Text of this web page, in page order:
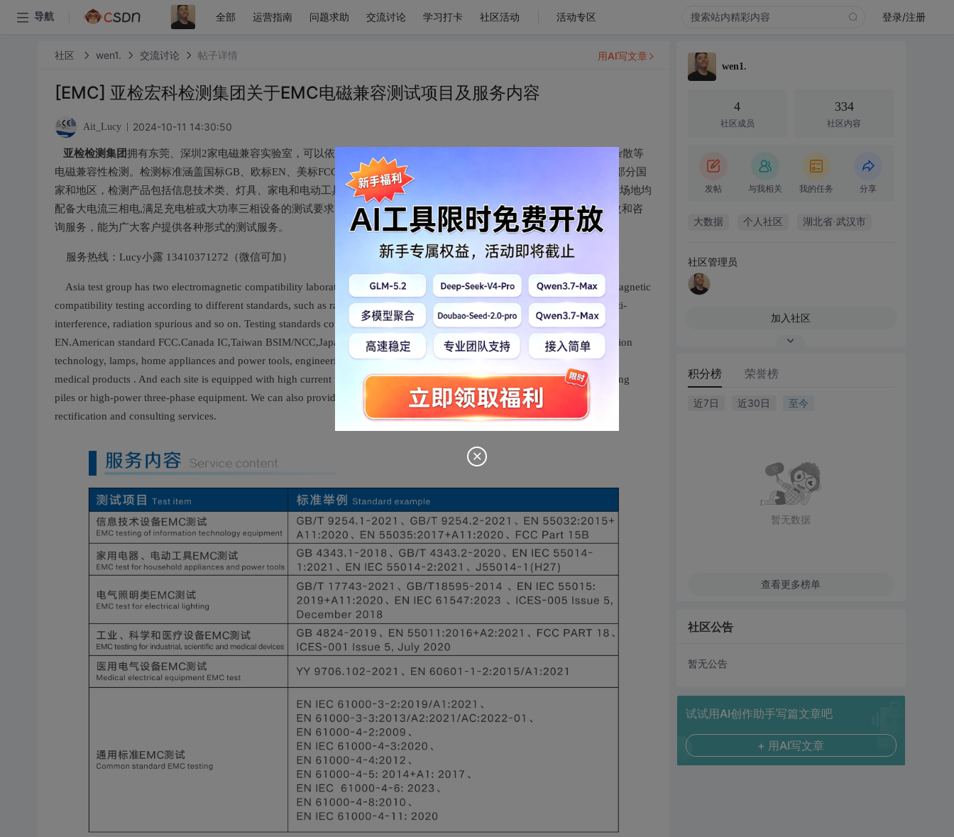
导航 全部 运营指南 问题求助 交流讨论 学习打卡 社区活动 活动专区 登录/注册
社区 wen1. 交流讨论 帖子详情
[EMC] 亚检宏科检测集团关于EMC电磁兼容测试项目及服务内容
Ait_Lucy 2024-10-11 14:30:50
亚检检测集团拥有东莞、深圳2家电磁兼容实验室，可以依据不同的标准进行辐射骚扰、传导强扰、电磁抗干扰、辐射杂散等
电磁兼容性检测。检测标准涵盖国标GB、欧标EN、美标FCC、加拿大IC、台湾BSIM/NCC、日本MIC、韩国KC等全球大部分国
家和地区，检测产品包括信息技术类、灯具、家电和电动工具、工科医、 UPS、通信产品、工业产品、医疗产品等，且各场地均
配备大电流三相电,满足充电桩或大功率三相设备的测试要求。也可根据客户个性化的需求提供定制化解决方案，提供整改和咨
询服务，能为广大客户提供各种形式的测试服务。
服务热线：Lucy小露 13410371272（微信可加）
Asia test group has two electromagnetic compatibility laboratories in Dongguan and Shenzhen, which can carry out electromagnetic
compatibility testing according to different standards, such as radiation disturbance, conducted disturbance, electromagnetic anti-
interference, radiation spurious and so on. Testing standards cover global, such as national standard GB. European standard
EN.American standard FCC.Canada IC,Taiwan BSIM/NCC,Japan MIC, Korea KC and so on. Testing products include information
technology, lamps, home appliances and power tools, engineering medicine,UPS, communication products, industrial products,
medical products . And each site is equipped with high current three-phase electricity to meet the testing requirements of charging
piles or high-power three-phase equipment. We can also provide customized solutions according to customers', such as provide
rectification and consulting services.
用AI写文章
wen1.
4
社区成员
334
社区内容
发帖 与我相关 我的任务 分享
大数据 个人社区 湖北省·武汉市
社区管理员
加入社区
积分榜 荣誉榜
近7日 近30日 至今
暂无数据
查看更多榜单
社区公告
暂无公告
试试用AI创作助手写篇文章吧
+ 用AI写文章